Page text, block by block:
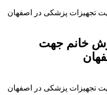
تجهیزات پزشکی در اصفهان
خانم جهت
تجهیزات پزشکی در اصفهان